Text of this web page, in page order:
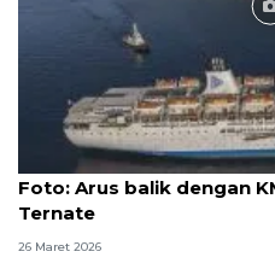
Foto: Arus balik dengan
Ternate
26 Maret 2026